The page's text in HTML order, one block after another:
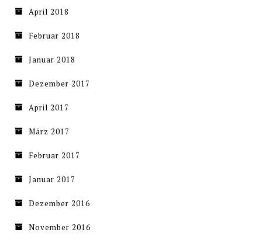
April 2018
Februar 2018
Januar 2018
Dezember 2017
April 2017
März 2017
Februar 2017
Januar 2017
Dezember 2016
November 2016